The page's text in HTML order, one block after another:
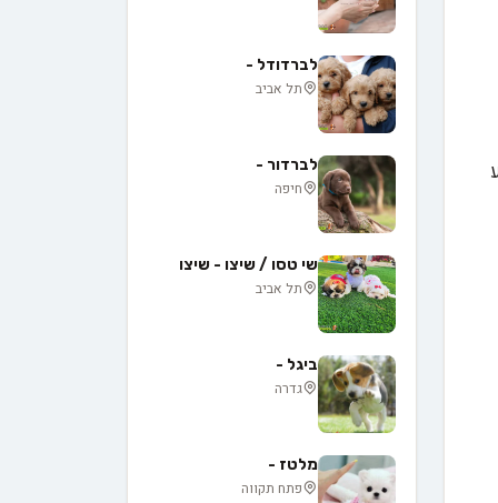
לברדודל -
תל אביב
לברדור -
חיפה
שי טסו / שיצו - שיצו
תל אביב
ביגל -
גדרה
מלטז -
פתח תקווה